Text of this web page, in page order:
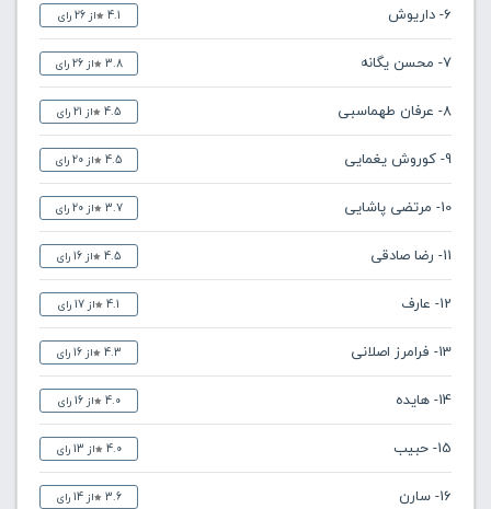
6- داریوش 4.1 از 26 رای
7- محسن یگانه 3.8 از 26 رای
8- عرفان طهماسبی 4.5 از 21 رای
9- کوروش یغمایی 4.5 از 20 رای
10- مرتضی پاشایی 3.7 از 20 رای
11- رضا صادقی 4.5 از 16 رای
12- عارف 4.1 از 17 رای
13- فرامرز اصلانی 4.3 از 16 رای
14- هایده 4.0 از 16 رای
15- حبیب 4.0 از 13 رای
16- سارن 3.6 از 14 رای